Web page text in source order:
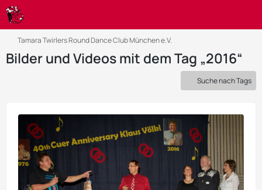
Tamara Twirlers Round Dance Club München e.V.
Bilder und Videos mit dem Tag „2016“
Suche nach Tags